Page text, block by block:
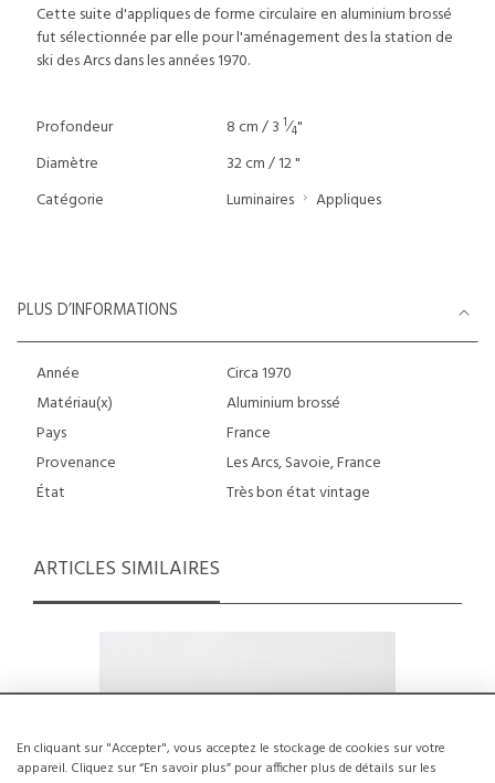
En cliquant sur "Accepter", vous acceptez le stockage de cookies sur votre
appareil. Cliquez sur “En savoir plus” pour afficher plus de détails sur les
Cette suite d'appliques de forme circulaire en aluminium brossé
fut sélectionnée par elle pour l'aménagement des la station de
ski des Arcs dans les années 1970.
Profondeur 8 cm / 3 1⁄4"
Diamètre
32 cm / 12 "
Catégorie
Luminaires Appliques
PLUS D’INFORMATIONS
Année
Circa 1970
Matériau(x)
Aluminium brossé
Pays
France
Provenance
Les Arcs, Savoie, France
État
Très bon état vintage
ARTICLES SIMILAIRES